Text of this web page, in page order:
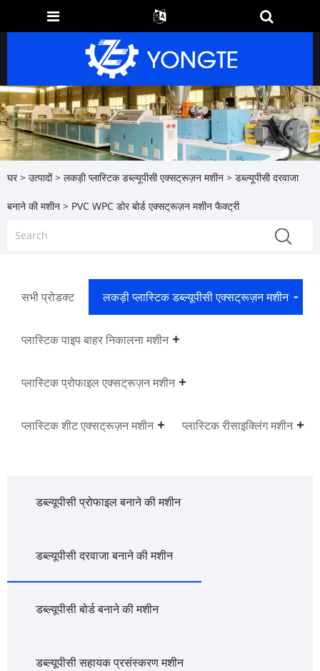
घर > उत्पादों> लकड़ी प्लास्टिक डब्ल्यूपीसी एक्सट्रूज़न मशीन > डब्ल्यूपीसी दरवाजा
बनाने की मशीन > PVC WPC डोर बोर्ड एक्सट्रूज़न मशीन फैक्ट्री
सभी प्रोडक्ट लकड़ी प्लास्टिक डब्ल्यूपीसी एक्सट्रूज़न मशीन
प्लास्टिक पाइप बाहर निकालना मशीन
प्लास्टिक प्रोफाइल एक्सट्रूज़न मशीन
प्लास्टिक शीट एक्सट्रूज़न मशीन प्लास्टिक रीसाइक्लिंग मशीन
डब्ल्यूपीसी प्रोफाइल बनाने की मशीन
डब्ल्यूपीसी दरवाजा बनाने की मशीन
डब्ल्यूपीसी बोर्ड बनाने की मशीन
डब्ल्यूपीसी सहायक प्रसंस्करण मशीन